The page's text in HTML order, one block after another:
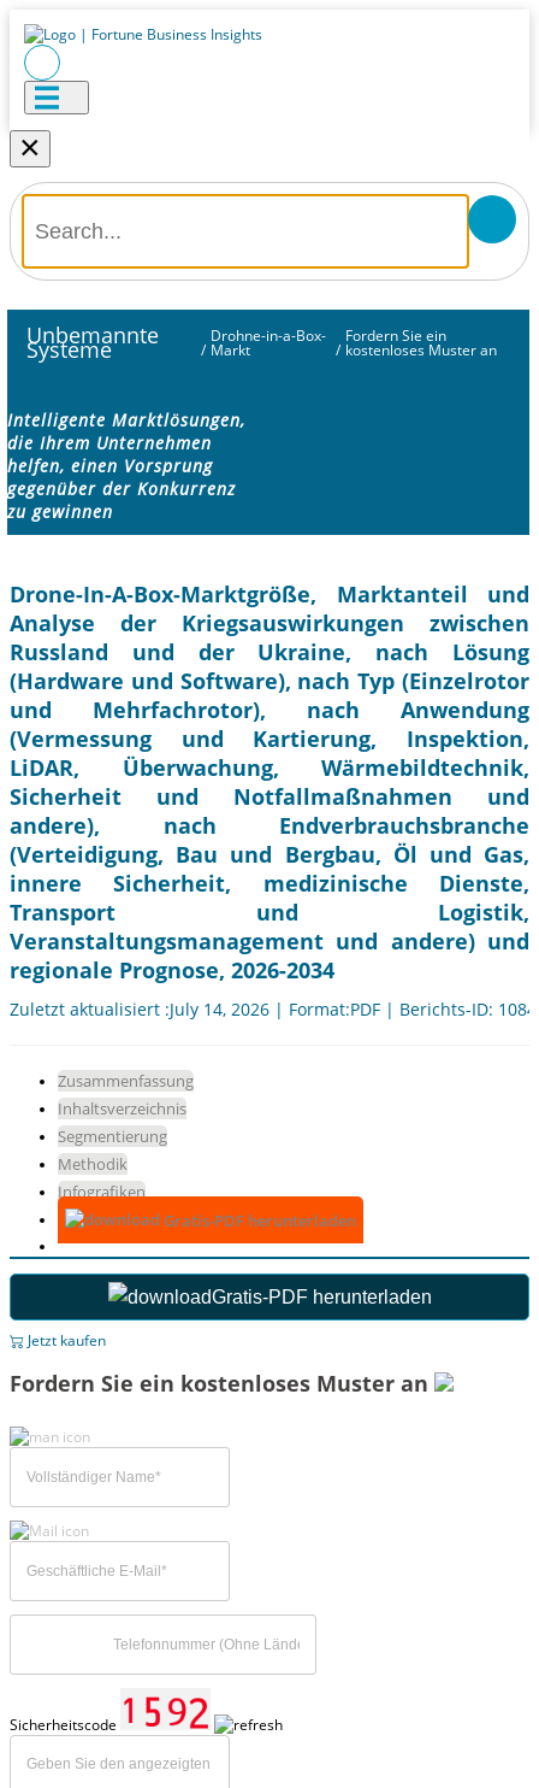
×
Unbemannte
Systeme /
Drohne-in-a-Box-
Markt /
Fordern Sie ein
kostenloses Muster an
Intelligente Marktlösungen,
die Ihrem Unternehmen
helfen, einen Vorsprung
gegenüber der Konkurrenz
zu gewinnen
Drone-In-A-Box-Marktgröße, Marktanteil und
Analyse der Kriegsauswirkungen zwischen
Russland und der Ukraine, nach Lösung
(Hardware und Software), nach Typ (Einzelrotor
und Mehrfachrotor), nach Anwendung
(Vermessung und Kartierung, Inspektion,
LiDAR, Überwachung, Wärmebildtechnik,
Sicherheit und Notfallmaßnahmen und
andere), nach Endverbrauchsbranche
(Verteidigung, Bau und Bergbau, Öl und Gas,
innere Sicherheit, medizinische Dienste,
Transport und Logistik,
Veranstaltungsmanagement und andere) und
regionale Prognose, 2026-2034
Zuletzt aktualisiert :July 14, 2026 | Format:PDF | Berichts-ID:
Zusammenfassung
Inhaltsverzeichnis
Segmentierung
Methodik
Infografiken
Gratis-PDF herunterladen
Gratis-PDF herunterladen
Jetzt kaufen
Fordern Sie ein kostenloses Muster an
Sicherheitscode